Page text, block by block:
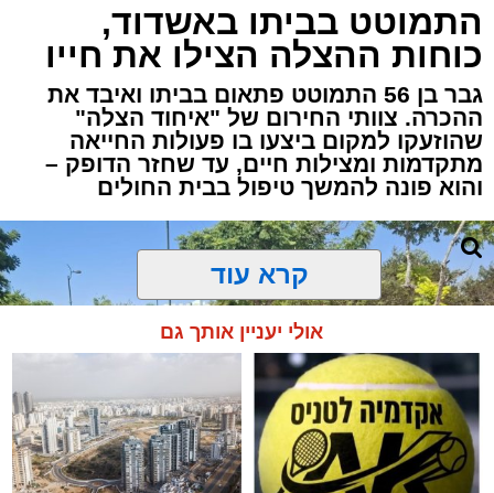
התמוטט בביתו באשדוד,
כוחות ההצלה הצילו את חייו
גבר בן 56 התמוטט פתאום בביתו ואיבד את
ההכרה. צוותי החירום של "איחוד הצלה"
שהוזעקו למקום ביצעו בו פעולות החייאה
מתקדמות ומצילות חיים, עד שחזר הדופק –
והוא פונה להמשך טיפול בבית החולים
קרא עוד
אולי יעניין אותך גם